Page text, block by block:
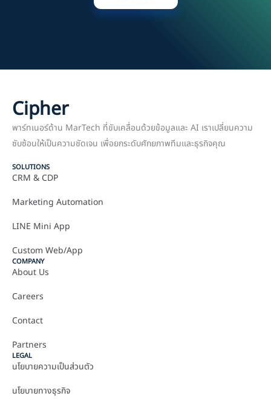
Cipher
พาร์ทเนอร์ด้าน MarTech ที่ขับเคลื่อนด้วยข้อมูลและ AI เราเปลี่ยนความ
ซับซ้อนให้เป็นความชัดเจน เพื่อยกระดับศักยภาพทีมและธุรกิจคุณ
SOLUTIONS
CRM & CDP
Marketing Automation
LINE Mini App
Custom Web/App
COMPANY
About Us
Careers
Contact
Partners
LEGAL
นโยบายความเป็นส่วนตัว
นโยบายทางธุรกิจ